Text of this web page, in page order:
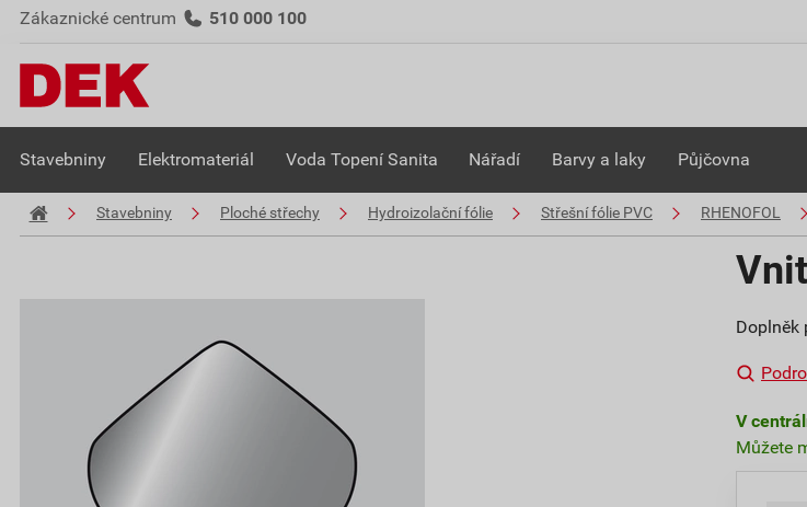
Zákaznické centrum 510 000 100
Stavebniny Elektromateriál Voda Topení Sanita Nářadí Barvy a laky Půjčovna
Stavebniny Ploché střechy Hydroizolační fólie Střešní fólie PVC RHENOFOL
Doplněk
V
Můžete